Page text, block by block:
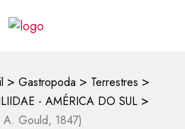
> Gastropoda > Terrestres >
- AMÉRICA DO SUL >
A. Gould, 1847)